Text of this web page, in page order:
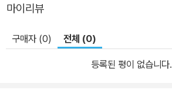
마이리뷰
구매자 (0) 전체 (0)
등록된 평이 없습니다.